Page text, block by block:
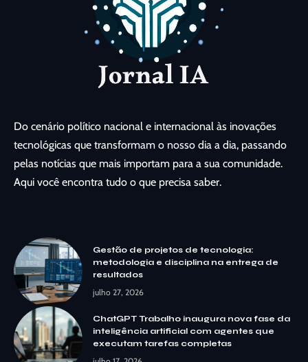
Do cenário político nacional e internacional às inovações
tecnológicas que transformam o nosso dia a dia, passando
pelas notícias que mais importam para a sua comunidade.
Aqui você encontra tudo o que precisa saber.
Gestão de projetos de tecnologia:
metodologia e disciplina na entrega de
resultados
julho 27, 2026
ChatGPT Trabalho inaugura nova fase da
inteligência artificial com agentes que
executam tarefas completas